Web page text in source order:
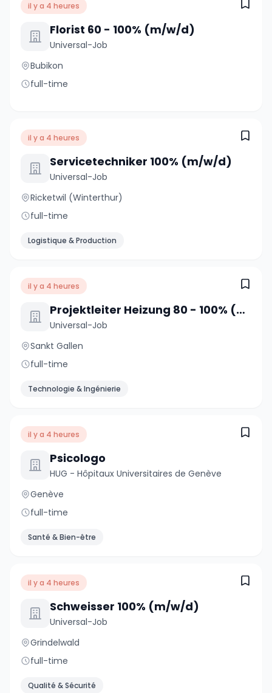
il y a 4 heures
Florist 60 - 100% (m/w/d)
Universal-Job
Bubikon
full-time
il y a 4 heures
Servicetechniker 100% (m/w/d)
Universal-Job
Ricketwil (Winterthur)
full-time
Logistique & Production
il y a 4 heures
Projektleiter Heizung 80 - 100% (m/w/d)
Universal-Job
Sankt Gallen
full-time
Technologie & Ingénierie
il y a 4 heures
Psicologo
HUG - Hôpitaux Universitaires de Genève
Genève
full-time
Santé & Bien-être
il y a 4 heures
Schweisser 100% (m/w/d)
Universal-Job
Grindelwald
full-time
Qualité & Sécurité